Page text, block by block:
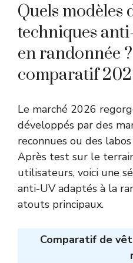
Quels modèles
techniques
en randonnée
comparatif
Le marché 2026
développés par des
reconnues ou des
Après test sur le
utilisateurs, voici une
anti-UV adaptés à la
atouts principaux.
Comparatif de